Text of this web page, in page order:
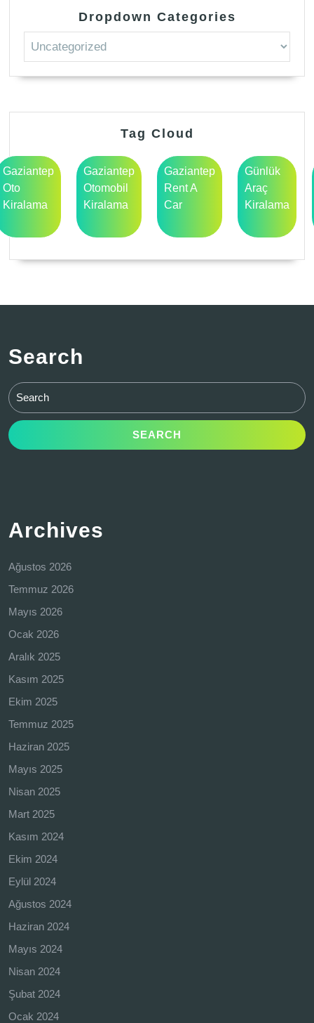
Dropdown Categories
Tag Cloud
Gaziantep
Oto
Kiralama
Gaziantep
Otomobil
Kiralama
Gaziantep
Rent A
Car
Günlük
Araç
Kiralama
Search
Search
for:
Archives
Ağustos 2026
Temmuz 2026
Mayıs 2026
Ocak 2026
Aralık 2025
Kasım 2025
Ekim 2025
Temmuz 2025
Haziran 2025
Mayıs 2025
Nisan 2025
Mart 2025
Kasım 2024
Ekim 2024
Eylül 2024
Ağustos 2024
Haziran 2024
Mayıs 2024
Nisan 2024
Şubat 2024
Ocak 2024